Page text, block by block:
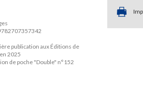
publication aux Éditions de
2025
de poche "Double" n°152